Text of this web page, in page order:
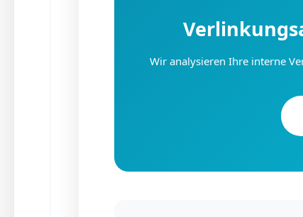
Wir analysieren Ihre interne